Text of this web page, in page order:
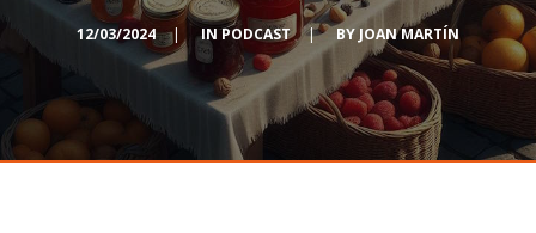
12/03/2024 | INPODCAST | BY JOAN MARTÍN